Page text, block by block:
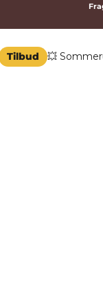
Tilbud 💥